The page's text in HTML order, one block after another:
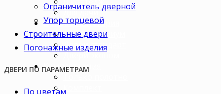
Для дачи
Ценовая категория
Двери премиум
Двери стандарт
Двери эконом
Комплектация
Комплект
Ограничитель дверной
Упор торцевой
Строительные двери
Погонажные изделия
ДВЕРИ ПО ПАРАМЕТРАМ
По цветам